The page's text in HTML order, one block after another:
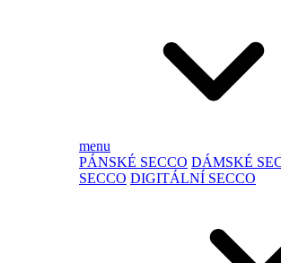
menu
PÁNSKÉ SECCO DÁMSKÉ
SECCO DIGITÁLNÍ SECCO